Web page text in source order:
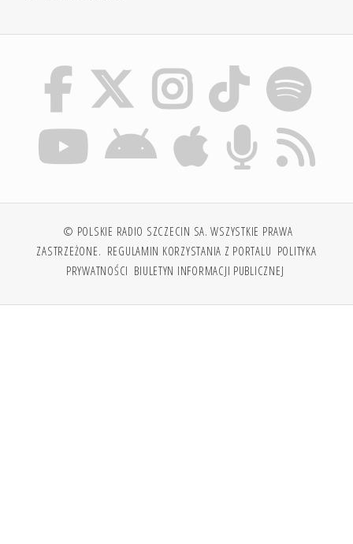
© POLSKIE RADIO SZCZECIN SA. WSZYSTKIE PRAWA
ZASTRZEŻONE. REGULAMIN KORZYSTANIA Z PORTALU POLITYKA
PRYWATNOŚCI BIULETYN INFORMACJI PUBLICZNEJ